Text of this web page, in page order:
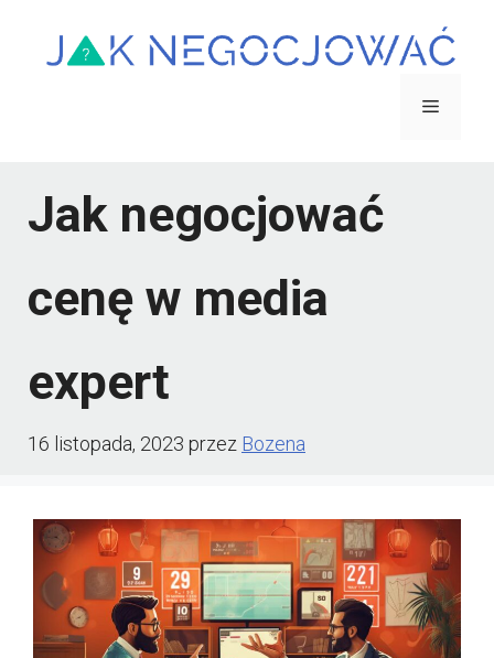
Menu
Jak negocjować
cenę w media
expert
16 listopada, 2023 przez Bozena